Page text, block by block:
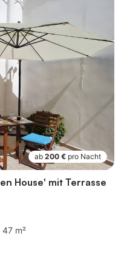
ab 200 € pro Nacht
House' mit Terrasse
47 m²